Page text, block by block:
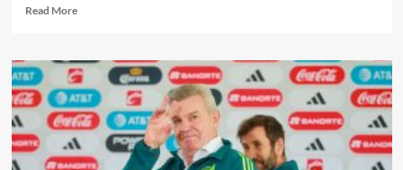
Read MoreRead
El
Tribunal
Electoral
confirma
la
aplanadora
de